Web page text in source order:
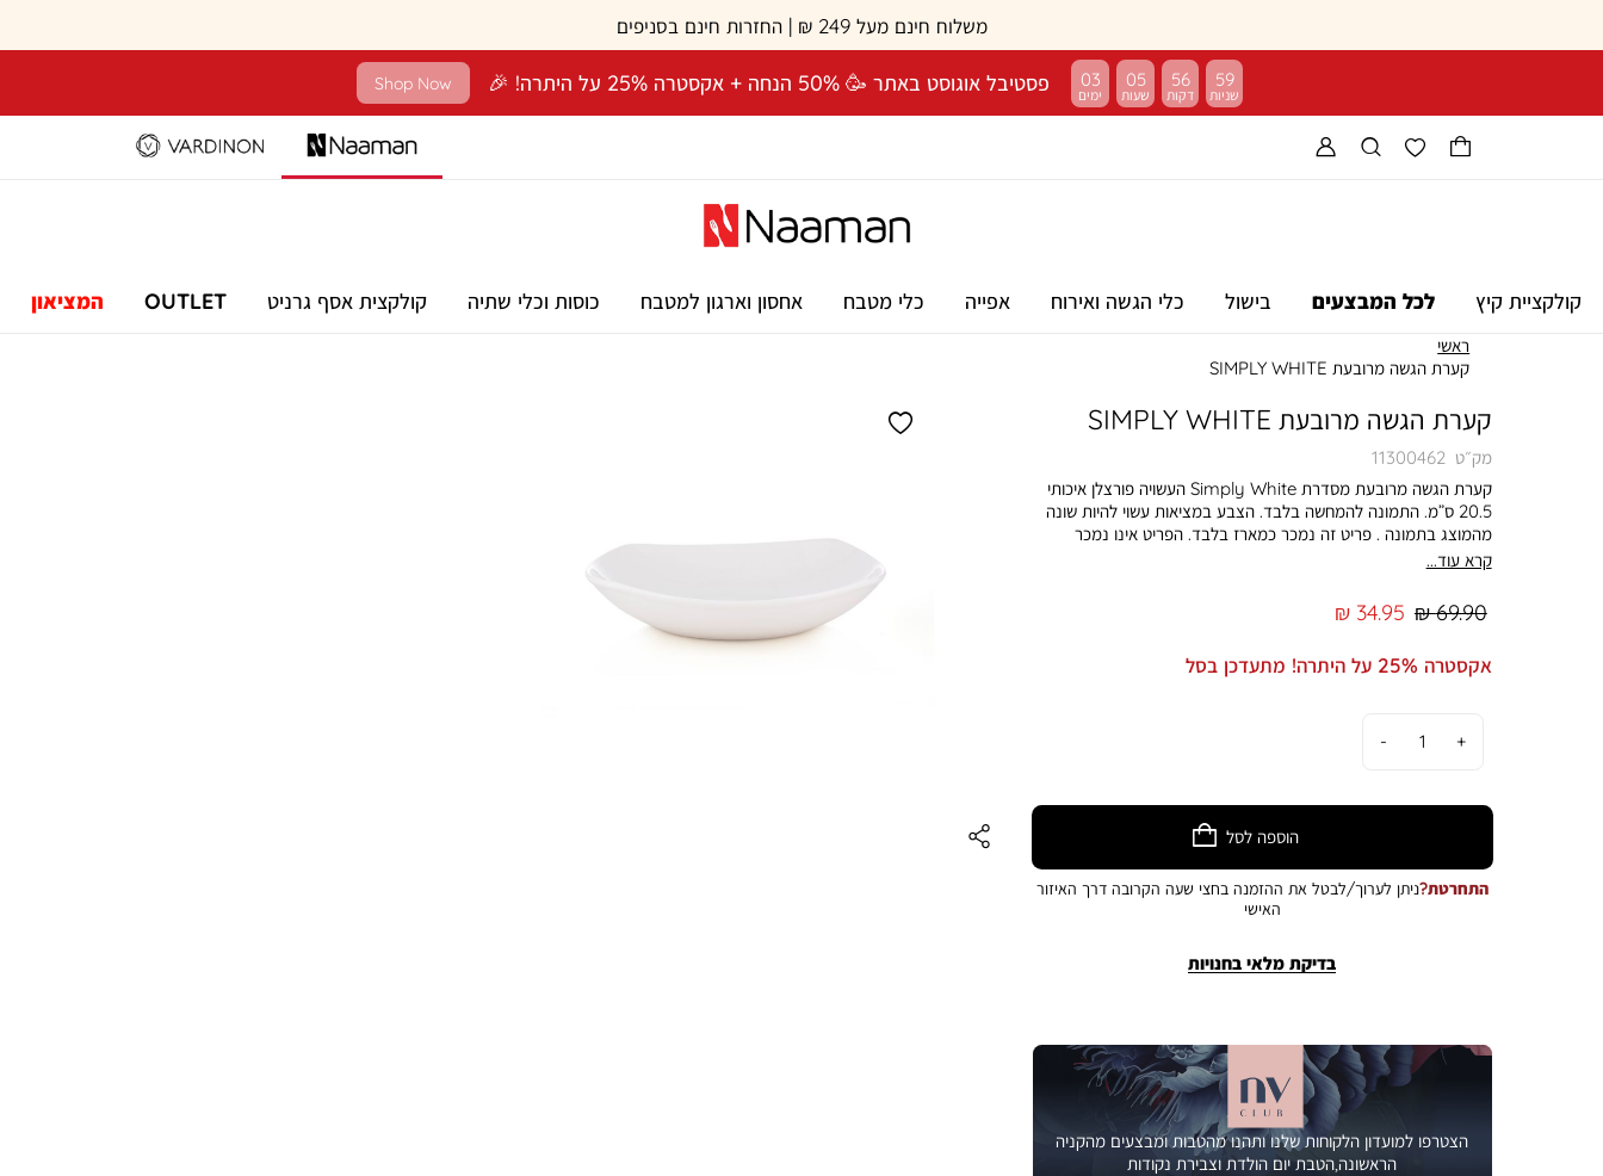
משלוח חינם מעל 249 ₪ | החזרות חינם בסניפים
פסטיבל אוגוסט באתר 🥳 50% הנחה + אקסטרה 25% על היתרה! 🎉 Shop Now 03 05 56 58
קולקציית קיץ לכל המבצעים בישול כלי הגשה ואירוח אפייה כלי מטבח אחסון וארגון למטבח כוסות וכלי שתיה קולקצית אסף גרניט OUTLET המציאון
ראשי
קערת הגשה מרובעת SIMPLY WHITE
קערת הגשה מרובעת SIMPLY WHITE
מק״ט 11300462
קערת הגשה מרובעת מסדרת Simply White העשויה פורצלן איכותי
20.5 ס”מ. התמונה להמחשה בלבד. הצבע במציאות עשוי להיות שונה
מהמוצג בתמונה . פריט זה נמכר כמארז בלבד. הפריט אינו נמכר
כבודד. המחיר מתייחס ליחידה. מוצר שנמכר כסט/מארז ניתן להחלפה
קרא עוד...
מחיר
34.95 ₪
מחיר
69.90 ₪
אקסטרה 25% על היתרה! מתעדכן בסל
הוספה לסל
התחרטת?ניתן לערוך/לבטל את ההזמנה בחצי שעה הקרובה דרך האיזור
האישי
בדיקת מלאי בחנויות
הצטרפו למועדון הלקוחות שלנו ותהנו מהטבות ומבצעים מהקניה
הראשונה,הטבת יום הולדת וצבירת נקודות